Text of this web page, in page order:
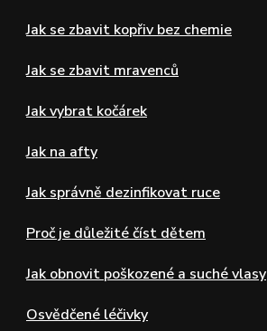
Jak se zbavit kopřiv bez chemie
Jak se zbavit mravenců
Jak vybrat kočárek
Jak na afty
Jak správně dezinfikovat ruce
Proč je důležité číst dětem
Jak obnovit poškozené a suché vlasy
Osvědčené léčivky